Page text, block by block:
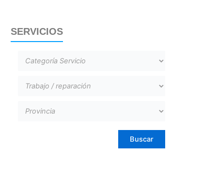
SERVICIOS